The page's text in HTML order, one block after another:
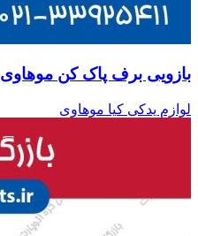
بازویی برف پاک کن موهاوی
لوازم یدکی کیا موهاوی